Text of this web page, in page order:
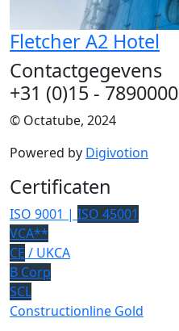
Fletcher A2 Hotel
Contactgegevens
+31 (0)15 - 7890000
© Octatube, 2024
Powered by Digivotion
Certificaten
ISO 9001 | ISO 45001
VCA**
CE / UKCA
B Corp
SCL
Constructionline Gold